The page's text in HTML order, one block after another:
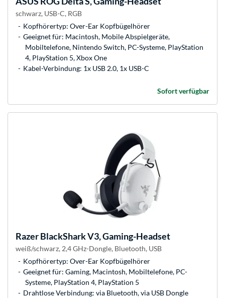
schwarz, USB-C, RGB
Kopfhörertyp: Over-Ear Kopfbügelhörer
Geeignet für: Macintosh, Mobile Abspielgeräte,
Mobiltelefone, Nintendo Switch, PC-Systeme, PlayStation
4, PlayStation 5, Xbox One
Kabel-Verbindung: 1x USB 2.0, 1x USB-C
Sofort verfügbar
RazerBlackShark V3, Gaming-Headset
weiß/schwarz, 2,4 GHz-Dongle, Bluetooth, USB
Kopfhörertyp: Over-Ear Kopfbügelhörer
Geeignet für: Gaming, Macintosh, Mobiltelefone, PC-
Systeme, PlayStation 4, PlayStation 5
Drahtlose Verbindung: via Bluetooth, via USB Dongle